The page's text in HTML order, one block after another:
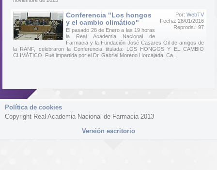
Por: WebTV
Fecha: 28/01/2016
Reprods.: 97
Conferencia "Los hongos
y el cambio climático"
El pasado 28 de Enero a las 19 horas
la Real Academia Nacional de
Farmacia y la Fundación José Casares Gil de amigos de
la RANF, celebraron la Conferencia titulada: LOS HONGOS Y EL CAMBIO
CLIMÁTICO. Fué impartida por el Dr. Gabriel Moreno Horcajada, Ca...
Política de cookies
Copyright Real Academia Nacional de Farmacia 2013
Versión escritorio